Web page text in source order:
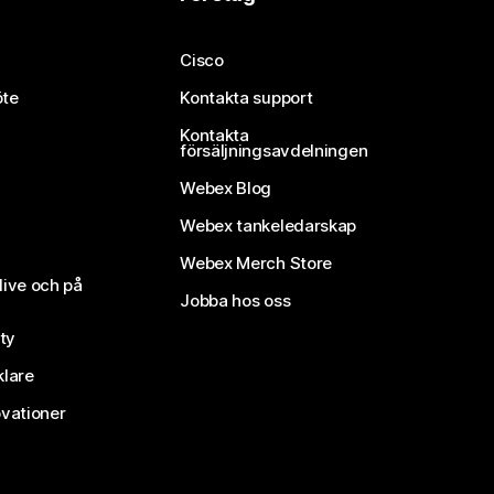
och på
Cisco
Kontakta support
Kontakta
försäljningsavdelningen
Webex Blog
Webex tankeledarskap
Webex Merch Store
Jobba hos oss